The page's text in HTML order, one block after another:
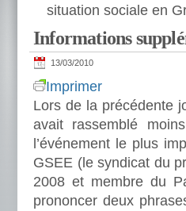
situation sociale en
Informations
13/03/2010
Imprimer
Lors de la précédente
avait rassemblé
l’événement le plus
GSEE (le syndicat du
2008 et membre du
prononcer deux